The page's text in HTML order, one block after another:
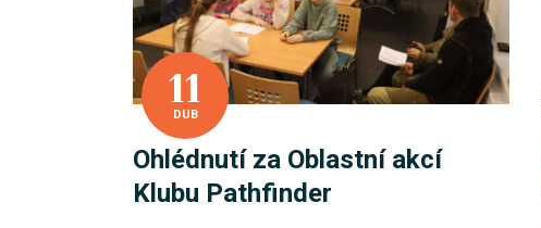
11
DUB
Ohlédnutí za Oblastní akcí
Klubu Pathfinder